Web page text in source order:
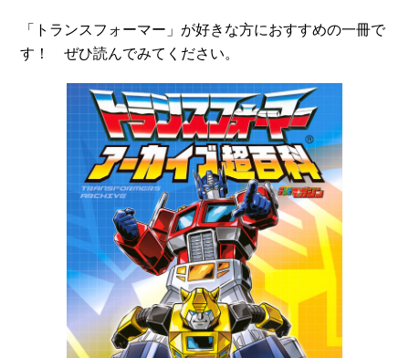
「トランスフォーマー」が好きな方におすすめの一冊で
す！ ぜひ読んでみてください。